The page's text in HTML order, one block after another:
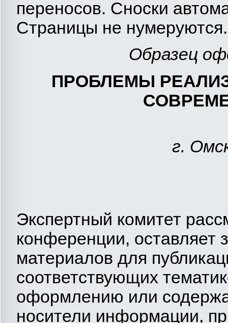
переносов. Сноски
Страницы не нумеруются.
Образец
ПРОБЛЕМЫ
г.
Экспертный комитет
конференции, оставляет
материалов для
соответствующих
оформлению или
носители информации,